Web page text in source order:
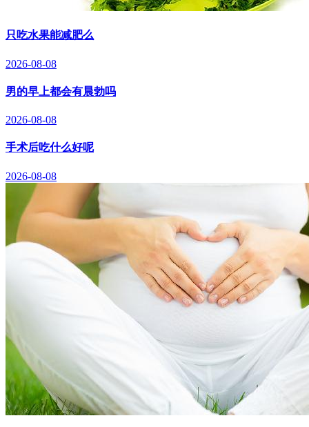
只吃水果能减肥么
2026-08-08
男的早上都会有晨勃吗
2026-08-08
手术后吃什么好呢
2026-08-08